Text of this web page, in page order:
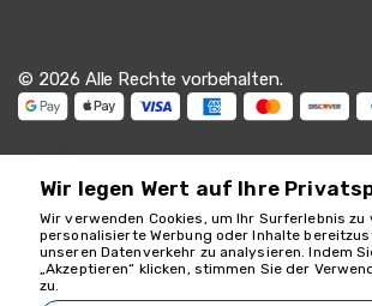
© 2026 Alle Rechte vorbehalten.
Wir legen Wert auf Ihre
Wir verwenden Cookies, um Ihr Surferlebnis zu
personalisierte Werbung oder Inhalte
unseren Datenverkehr zu analysieren. Indem
„Akzeptieren“ klicken, stimmen Sie der
zu.Wir sind für Sie da